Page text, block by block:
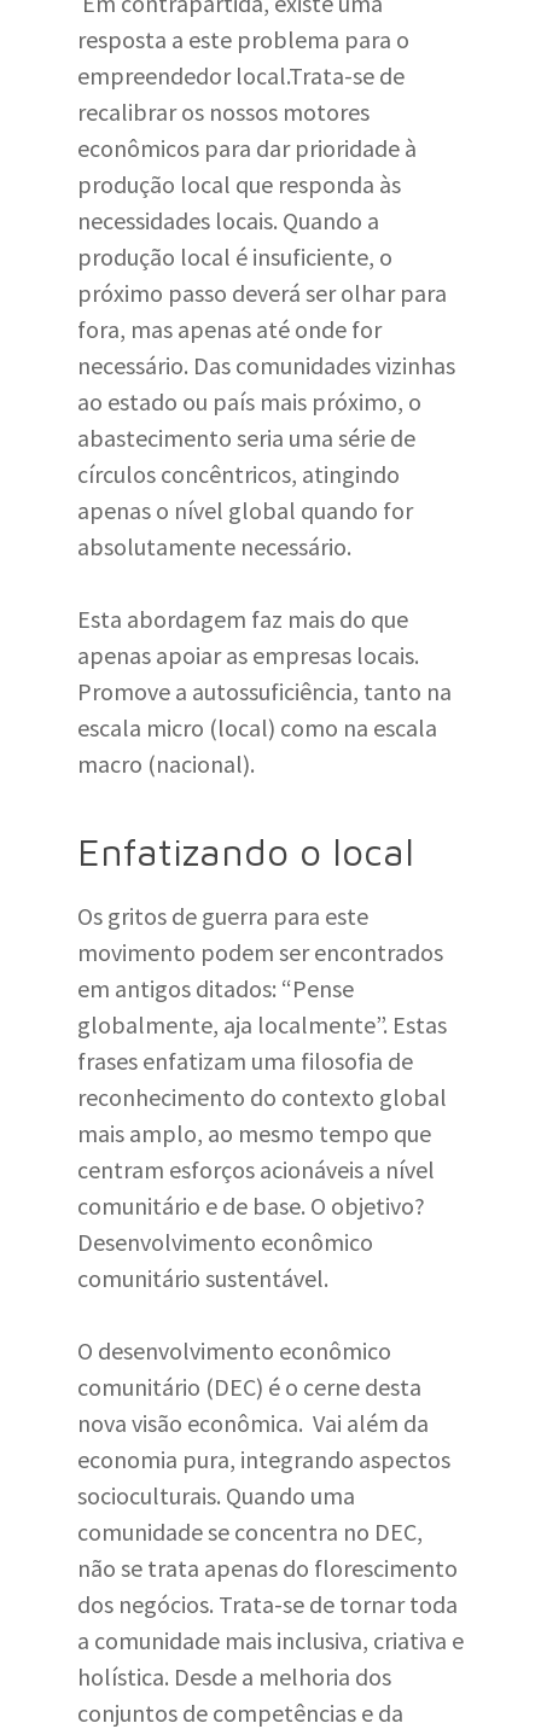
resposta a este problema para o
empreendedor local.Trata-se de
recalibrar os nossos motores
econômicos para dar prioridade à
produção local que responda às
necessidades locais. Quando a
produção local é insuficiente, o
próximo passo deverá ser olhar para
fora, mas apenas até onde for
necessário. Das comunidades vizinhas
ao estado ou país mais próximo, o
abastecimento seria uma série de
círculos concêntricos, atingindo
apenas o nível global quando for
absolutamente necessário.
Esta abordagem faz mais do que
apenas apoiar as empresas locais.
Promove a autossuficiência, tanto na
escala micro (local) como na escala
macro (nacional).
Enfatizando o local
Os gritos de guerra para este
movimento podem ser encontrados
em antigos ditados: “Pense
globalmente, aja localmente”. Estas
frases enfatizam uma filosofia de
reconhecimento do contexto global
mais amplo, ao mesmo tempo que
centram esforços acionáveis ​​a nível
comunitário e de base. O objetivo?
Desenvolvimento econômico
comunitário sustentável.
O desenvolvimento econômico
comunitário (DEC) é o cerne desta
nova visão econômica. Vai além da
economia pura, integrando aspectos
socioculturais. Quando uma
comunidade se concentra no DEC,
não se trata apenas do florescimento
dos negócios. Trata-se de tornar toda
a comunidade mais inclusiva, criativa e
holística. Desde a melhoria dos
conjuntos de competências e da